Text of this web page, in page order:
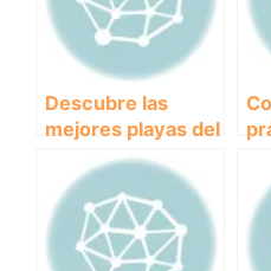
Descubre las
mejores playas del
País Vasco para
disfrutar con tu
perro